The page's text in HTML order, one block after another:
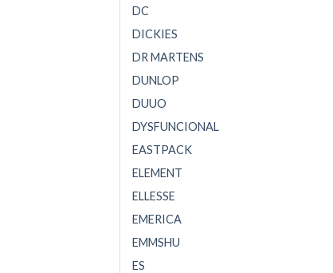
DC
DICKIES
DR MARTENS
DUNLOP
DUUO
DYSFUNCIONAL
EASTPACK
ELEMENT
ELLESSE
EMERICA
EMMSHU
ES